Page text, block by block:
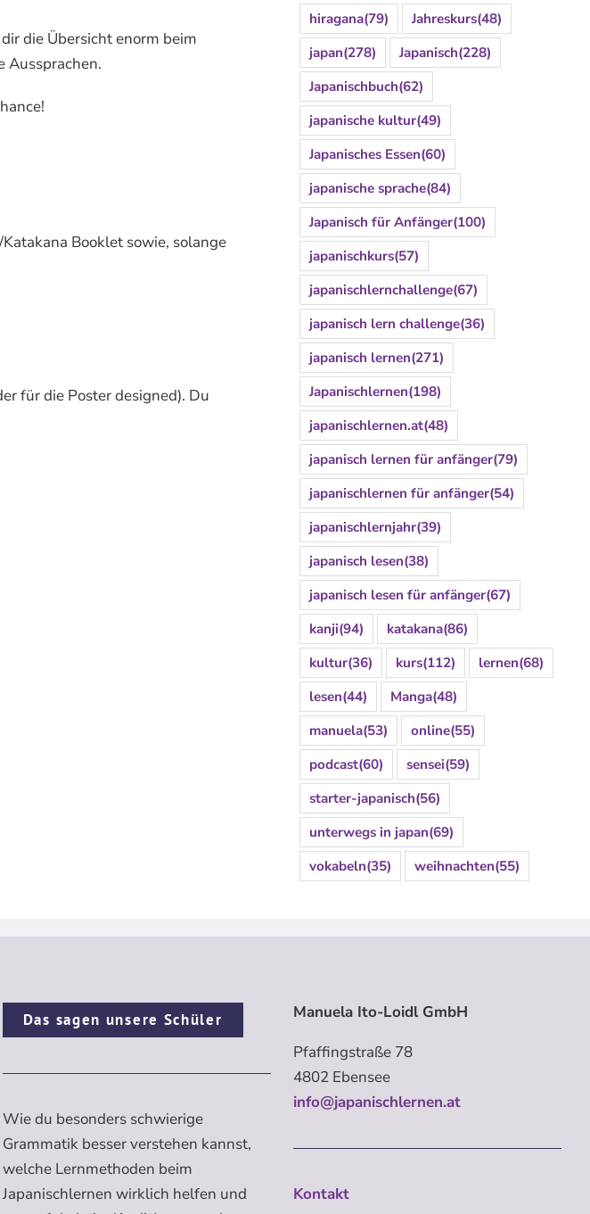
die Übersicht enorm beim
Aussprachen.
Booklet sowie, solange
für die Poster designed). Du
hiragana(79) Jahreskurs(48)
japan(278) Japanisch(228)
Japanischbuch(62)
japanische kultur(49)
Japanisches Essen(60)
japanische sprache(84)
Japanisch für Anfänger(100)
japanischkurs(57)
japanischlernchallenge(67)
japanisch lern challenge(36)
japanisch lernen(271)
Japanischlernen(198)
japanischlernen.at(48)
japanisch lernen für anfänger(79)
japanischlernen für anfänger(54)
japanischlernjahr(39)
japanisch lesen(38)
japanisch lesen für anfänger(67)
kanji(94) katakana(86)
kultur(36) kurs(112) lernen(68)
lesen(44) Manga(48)
manuela(53) online(55)
podcast(60) sensei(59)
starter-japanisch(56)
unterwegs in japan(69)
vokabeln(35) weihnachten(55)
Das sagen unsere Schüler
Wie du besonders schwierige
Grammatik besser verstehen kannst,
welche Lernmethoden beim
Japanischlernen wirklich helfen und
Manuela Ito-Loidl GmbH
Pfaffingstraße 78
4802 Ebensee
info@japanischlernen.at
Kontakt